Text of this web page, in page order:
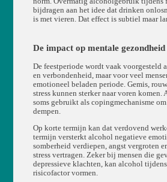
bijdragen aan het idee dat drinken
is met vieren. Dat effect is subtiel maar
De impact op mentale gezondheid
De feestperiode wordt vaak voorgesteld
en verbondenheid, maar voor veel
emotioneel beladen periode. Gemis,
stress kunnen sterker naar voren komen.
soms gebruikt als copingmechanisme
dempen.
Op korte termijn kan dat verdovend
termijn versterkt alcohol negatieve
somberheid verdiepen, angst vergroten
stress vertragen. Zeker bij mensen die
depressieve klachten, kan alcohol tijdens
risicofactor vormen.